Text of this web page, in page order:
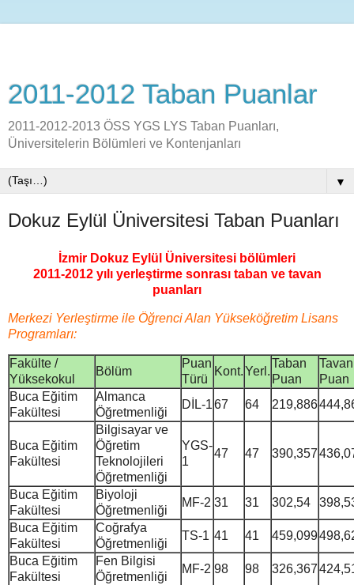
2011-2012 Taban Puanlar
2011-2012-2013 ÖSS YGS LYS Taban Puanları,
Üniversitelerin Bölümleri ve Kontenjanları
▼
Dokuz Eylül Üniversitesi Taban Puanları
İzmir Dokuz Eylül Üniversitesi bölümleri
2011-2012 yılı yerleştirme sonrası taban ve tavan
puanları
Merkezi Yerleştirme ile Öğrenci Alan Yükseköğretim Lisans
Programları:
Fakülte /
Yüksekokul
Bölüm
Puan
Türü
Kont.Yerl.
Taban
Puan
Tavan
Puan
Buca Eğitim
Fakültesi
Almanca
Öğretmenliği
DİL-167 64 219,886
Buca Eğitim
Fakültesi
Bilgisayar ve
Öğretim
Teknolojileri
Öğretmenliği
YGS-
1
47 47 390,357
Buca Eğitim
Fakültesi
Biyoloji
Öğretmenliği
MF-2 31 31 302,54
Buca Eğitim
Fakültesi
Coğrafya
Öğretmenliği
TS-1 41 41 459,099
Buca Eğitim
Fakültesi
Fen Bilgisi
Öğretmenliği
MF-2 98 98 326,367